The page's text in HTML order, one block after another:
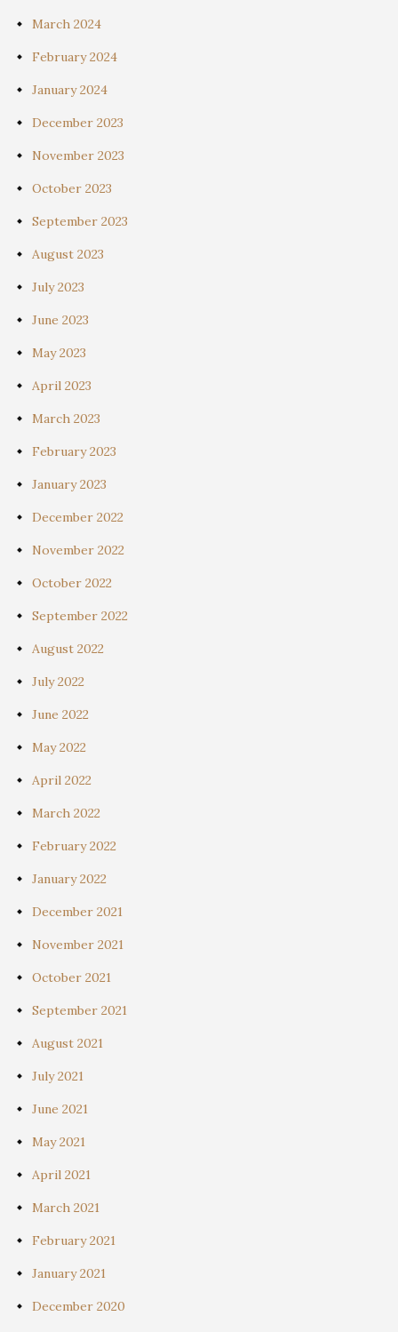
March 2024
February 2024
January 2024
December 2023
November 2023
October 2023
September 2023
August 2023
July 2023
June 2023
May 2023
April 2023
March 2023
February 2023
January 2023
December 2022
November 2022
October 2022
September 2022
August 2022
July 2022
June 2022
May 2022
April 2022
March 2022
February 2022
January 2022
December 2021
November 2021
October 2021
September 2021
August 2021
July 2021
June 2021
May 2021
April 2021
March 2021
February 2021
January 2021
December 2020